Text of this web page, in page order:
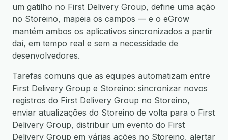
um gatilho no First Delivery Group, define uma ação
no Storeino, mapeia os campos — e o eGrow
mantém ambos os aplicativos sincronizados a partir
daí, em tempo real e sem a necessidade de
desenvolvedores.
Tarefas comuns que as equipes automatizam entre
First Delivery Group e Storeino: sincronizar novos
registros do First Delivery Group no Storeino,
enviar atualizações do Storeino de volta para o First
Delivery Group, distribuir um evento do First
Delivery Group em várias ações no Storeino, alertar